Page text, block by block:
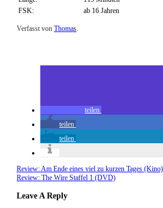
FSK:
ab 16 Jahren
Verfasst von Thomas
teilen
teilen
teilen
Review: Am Ende eines viel zu kurzen Tages (Kino)
Review: The Wire Staffel 1 (DVD)
Leave A Reply